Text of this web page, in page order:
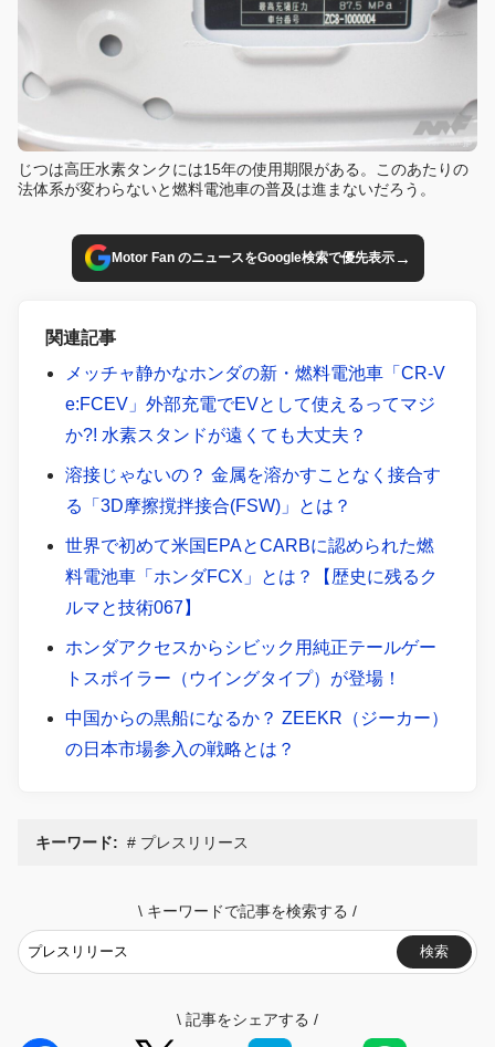
じつは高圧水素タンクには15年の使用期限がある。このあたりの
法体系が変わらないと燃料電池車の普及は進まないだろう。
Motor Fan のニュースをGoogle検索で優先表示→
関連記事
メッチャ静かなホンダの新・燃料電池車「CR-V
e:FCEV」外部充電でEVとして使えるってマジ
か?! 水素スタンドが遠くても大丈夫？
溶接じゃないの？ 金属を溶かすことなく接合す
る「3D摩擦撹拌接合(FSW)」とは？
世界で初めて米国EPAとCARBに認められた燃
料電池車「ホンダFCX」とは？【歴史に残るク
ルマと技術067】
ホンダアクセスからシビック用純正テールゲー
トスポイラー（ウイングタイプ）が登場！
中国からの黒船になるか？ ZEEKR（ジーカー）
の日本市場参入の戦略とは？
キーワード: プレスリリース
\ キーワードで記事を検索する /
検索
\ 記事をシェアする /